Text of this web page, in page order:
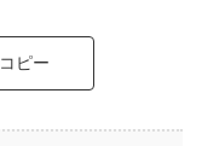
コピー